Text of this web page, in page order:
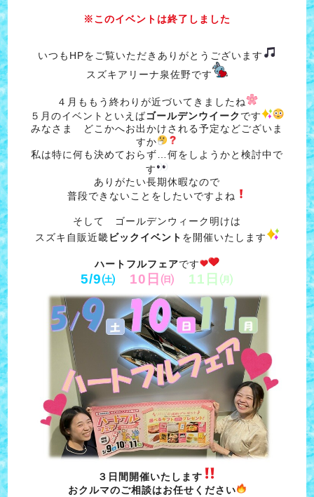
※このイベントは終了しました
いつもHPをご覧いただきありがとうございます
スズキアリーナ泉佐野です
４月ももう終わりが近づいてきましたね
５月のイベントといえばゴールデンウイーク です
みなさま どこかへお出かけされる予定などございま
すか
私は特に何も決めておらず…何をしようかと検討中で
す
ありがたい長期休暇なので
普段できないことをしたいですよね
そして ゴールデンウィーク明けは
スズキ自販近畿ビックイベント を開催いたします
ハートフルフェアです
5/9㈯ 10日㈰ 11日㈪
３日間開催いたします
おクルマのご相談はお任せください